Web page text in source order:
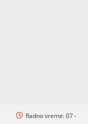
Radno vreme: 07 -